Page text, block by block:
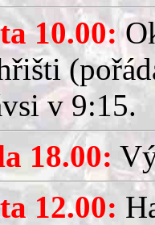
10.00:
v 9:15.
18.00:
12.00: